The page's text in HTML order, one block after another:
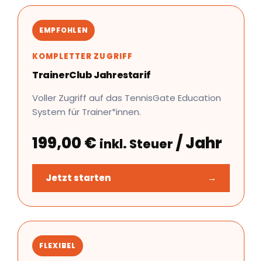
EMPFOHLEN
KOMPLETTER ZUGRIFF
TrainerClub Jahrestarif
Voller Zugriff auf das TennisGate Education
System für Trainer*innen.
199,00€ inkl. Steuer / Jahr
Jetzt starten →
FLEXIBEL